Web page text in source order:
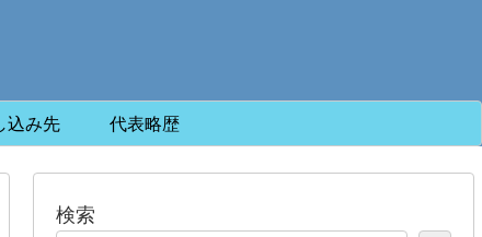
込み先 代表略歴
検索